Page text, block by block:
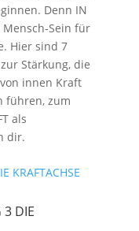
Denn IN
Mensch-Sein für
Hier sind 7
Stärkung, die
innen Kraft
führen, zum
als
dir.
3 DIE